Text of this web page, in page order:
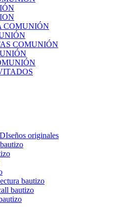
COMUNIÓN
COMUNIÓN
DIseños originales
bautizo
bautizo